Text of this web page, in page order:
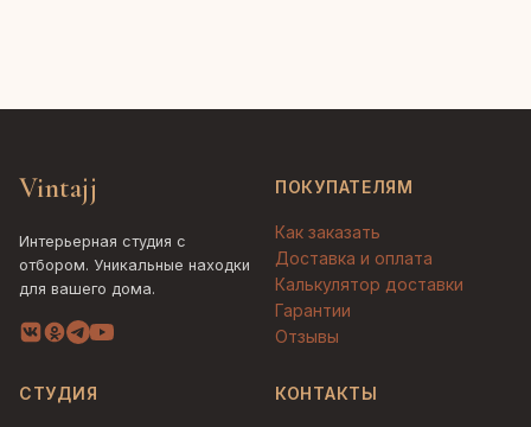
Vintajj
Интерьерная студия с
отбором. Уникальные находки
для вашего дома.
ПОКУПАТЕЛЯМ
Как заказать
Доставка и оплата
Калькулятор доставки
Гарантии
Отзывы
СТУДИЯ КОНТАКТЫ